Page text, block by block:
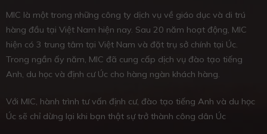
MIC là một trong những công ty dịch vụ về giáo dục và di trú
hàng đầu tại Việt Nam hiện nay. Sau 20 năm hoạt động, MIC
hiện có 3 trung tâm tại Việt Nam và đặt trụ sở chính tại Úc.
Trong ngần ấy năm, MIC đã cung cấp dịch vụ đào tạo tiếng
Anh, du học và định cư Úc cho hàng ngàn khách hàng.
Với MIC, hành trình tư vấn định cư, đào tạo tiếng Anh và du học
Úc sẽ chỉ dừng lại khi bạn thật sự trở thành công dân Úc